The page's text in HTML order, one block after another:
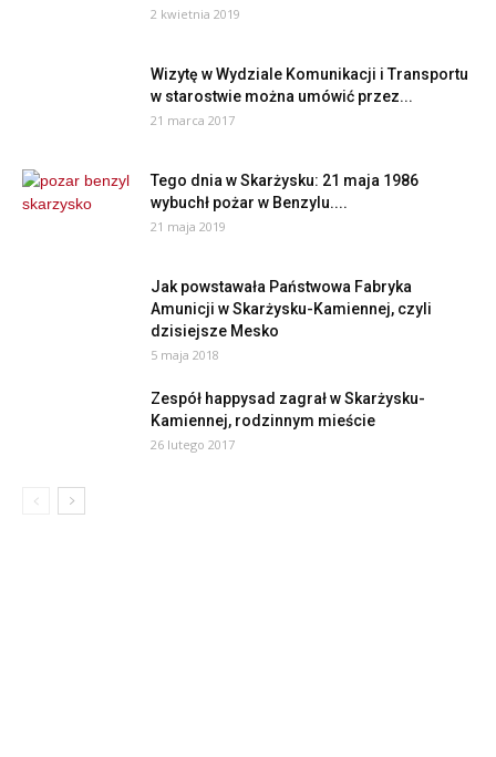
2 kwietnia 2019
Wizytę w Wydziale Komunikacji i Transportu
w starostwie można umówić przez...
21 marca 2017
Tego dnia w Skarżysku: 21 maja 1986
wybuchł pożar w Benzylu....
21 maja 2019
Jak powstawała Państwowa Fabryka
Amunicji w Skarżysku-Kamiennej, czyli
dzisiejsze Mesko
5 maja 2018
Zespół happysad zagrał w Skarżysku-
Kamiennej, rodzinnym mieście
26 lutego 2017